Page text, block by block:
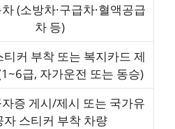
(소방차·구급차·혈액공급
차 등)
티커 부착 또는 복지카드 제
급, 자가운전 또는 동승)
증 게시/제시 또는 국가유
자 스티커 부착 차량